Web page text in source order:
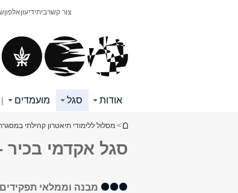
צור קשרביתידיעוןאלפון
אודות סגל מועמדים |
הינך נמצא כאן
> מסלול ללימודי תיאטרון קהילתי
סגל אקדמי בכיר
מבנה וממלאי תפקידים